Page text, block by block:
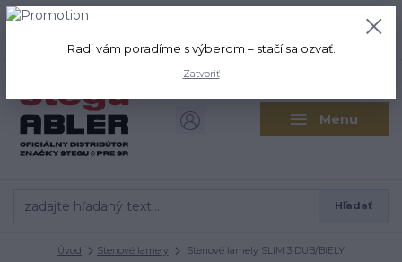
Menu
Hľadať
+421 917 280 411
0,00 EUR
Úvod Stenové lamely Stenové lamely SLIM 3 DUB/BIELY
Radi vám poradíme s výberom – stačí sa ozvať.
Zatvoriť